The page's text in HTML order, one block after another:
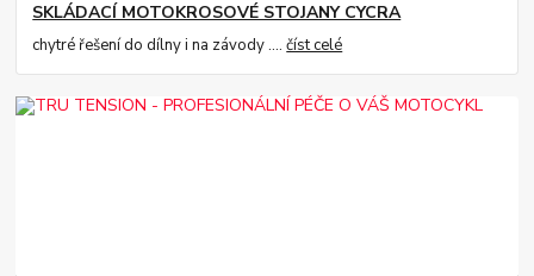
SKLÁDACÍ MOTOKROSOVÉ STOJANY CYCRA
chytré řešení do dílny i na závody ....číst celé